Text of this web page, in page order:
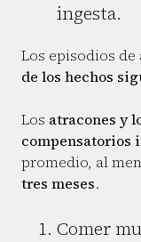
ingesta.
Los episodios de
de los hechos
Los atracones y
compensatorios
promedio, al
tres meses.
Comer